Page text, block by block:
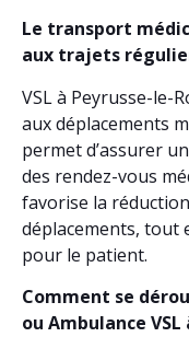
Le transport
aux trajets
VSL à Peyrusse-le-
aux déplacements
permet d’assurer
des rendez-vous
favorise la
déplacements, tout
pour le patient.
Comment se
ou Ambulance VSL